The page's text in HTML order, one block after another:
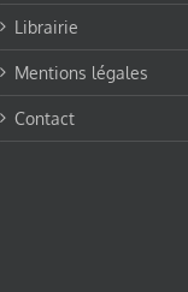
Librairie
Mentions légales
Contact